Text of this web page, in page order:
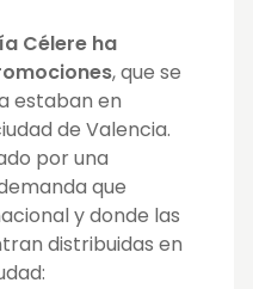
Célere ha
, que se
estaban en
de Valencia.
por una
que
y donde las
distribuidas en